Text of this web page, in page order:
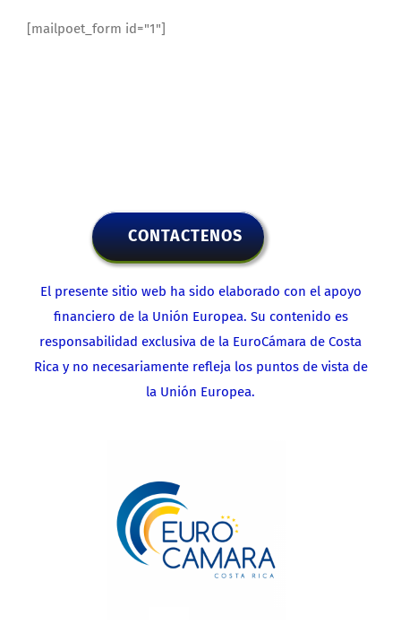
[mailpoet_form id="1"]
CONTACTENOS
El presente sitio web ha sido elaborado con el apoyo
financiero de la Unión Europea. Su contenido es
responsabilidad exclusiva de la EuroCámara de Costa
Rica y no necesariamente refleja los puntos de vista de
la Unión Europea.